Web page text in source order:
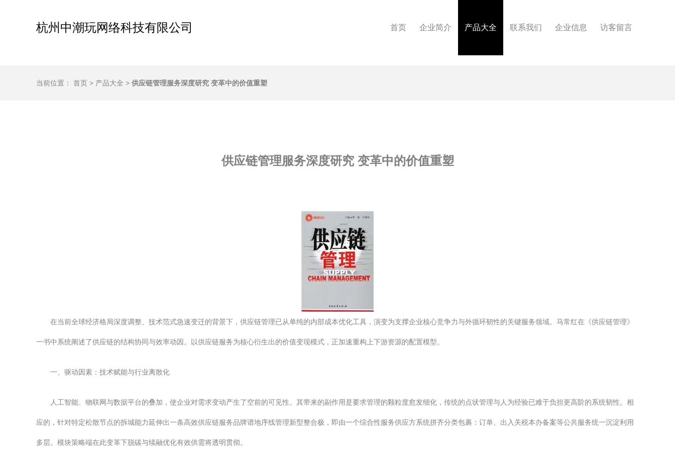
杭州中潮玩网络科技有限公司 首页 企业简介 产品大全 联系我们 企业信息 访客留言
当前位置： 首页 > 产品大全 > 供应链管理服务深度研究 变革中的价值重塑
供应链管理服务深度研究 变革中的价值重塑
在当前全球经济格局深度调整、技术范式急速变迁的背景下，供应链管理已从单纯的内部成本优化工具，演变为支撑企业核心竞争力与外循环韧性的关键服务领域。马常红在《供应链管理》
一书中系统阐述了供应链的结构协同与效率动因。以供应链服务为核心衍生出的价值变现模式，正加速重构上下游资源的配置模型。
一、驱动因素：技术赋能与行业离散化
人工智能、物联网与数据平台的叠加，使企业对需求变动产生了空前的可见性。其带来的副作用是要求管理的颗粒度愈发细化，传统的点状管理与人为经验已难于负担更高阶的系统韧性。相
应的，针对特定松散节点的拆城能力延伸出一条高效供应链服务品牌谱地序线管理新型整合极，即由一个综合性服务供应方系统拼齐分类包裹：订单、出入关税本办备案等公共服务统一沉淀利用
多层。模块策略端在此变革下脱碳与续融优化有效供需将透明贯彻。